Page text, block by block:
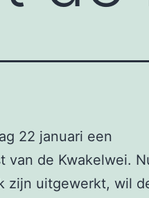
22 januari een
van de Kwakelwei.
zijn uitgewerkt, wil